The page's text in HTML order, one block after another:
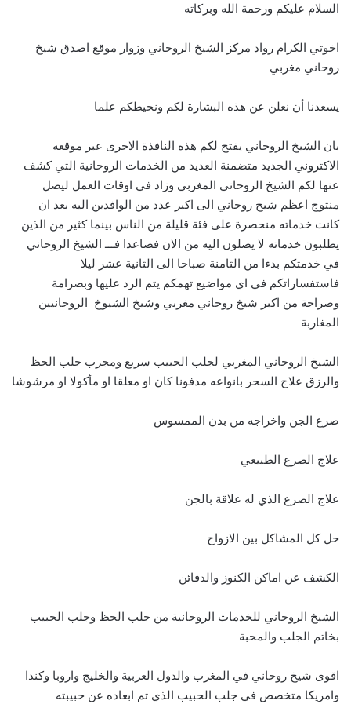
السلام عليكم ورحمة الله وبركاته
اخوتي الكرام رواد مركز الشيخ الروحاني وزوار موقع اصدق شيخ
روحاني مغربي
يسعدنا أن نعلن عن هذه البشارة لكم ونحيطكم علما
بان الشيخ الروحاني يفتح لكم هذه النافذة الاخرى عبر موقعه
الاكتروني الجديد متضمنة العديد من الخدمات الروحانية التي كشف
عنها لكم الشيخ الروحاني المغربي وزاد في اوقات العمل ليصل
منتوج اعظم شيخ روحاني الى اكبر عدد من الوافدين اليه بعد ان
كانت خدماته منحصرة على فئة قليلة من الناس بينما كثير من الذين
يطلبون خدماته لا يصلون اليه من الان فصاعدا فـــ الشيخ الروحاني
في خدمتكم بدءا من الثامنة صباحا الى الثانية عشر ليلا
فاستفساراتكم في اي مواضيع تهمكم يتم الرد عليها وبصرامة
وصراحة من اكبر شيخ روحاني مغربي وشيخ الشيوخ الروحانيين
المغاربة
الشيخ الروحاني المغربي لجلب الحبيب سريع ومجرب جلب الحظ
والرزق علاج السحر بانواعه مدفونا كان او معلقا او مأكولا او مرشوشا
صرع الجن واخراجه من بدن الممسوس
علاج الصرع الطبيعي
علاج الصرع الذي له علاقة بالجن
حل كل المشاكل بين الازواج
الكشف عن اماكن الكنوز والدفائن
الشيخ الروحاني للخدمات الروحانية من جلب الحظ وجلب الحبيب
بخاتم الجلب والمحبة
اقوى شيخ روحاني في المغرب والدول العربية والخليج واروبا وكندا
وامريكا متخصص في جلب الحبيب الذي تم ابعاده عن حبيبته